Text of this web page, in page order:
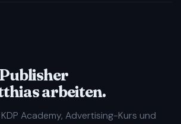
arbeiten.
Academy, Advertising-Kurs und